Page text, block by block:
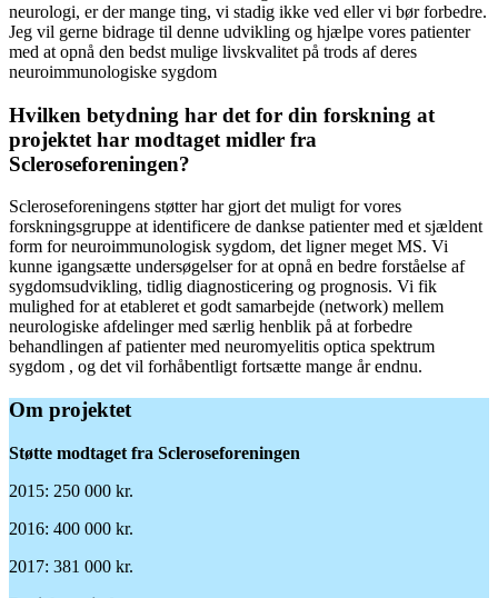
neurologi, er der mange ting, vi stadig ikke ved eller vi bør forbedre.
Jeg vil gerne bidrage til denne udvikling og hjælpe vores patienter
med at opnå den bedst mulige livskvalitet på trods af deres
neuroimmunologiske sygdom
Hvilken betydning har det for din forskning at
projektet har modtaget midler fra
Scleroseforeningen?
Scleroseforeningens støtter har gjort det muligt for vores
forskningsgruppe at identificere de dankse patienter med et sjældent
form for neuroimmunologisk sygdom, det ligner meget MS. Vi
kunne igangsætte undersøgelser for at opnå en bedre forståelse af
sygdomsudvikling, tidlig diagnosticering og prognosis. Vi fik
mulighed for at etableret et godt samarbejde (network) mellem
neurologiske afdelinger med særlig henblik på at forbedre
behandlingen af patienter med neuromyelitis optica spektrum
sygdom , og det vil forhåbentligt fortsætte mange år endnu.
Om projektet
Støtte modtaget fra Scleroseforeningen
2015: 250 000 kr.
2016: 400 000 kr.
2017: 381 000 kr.